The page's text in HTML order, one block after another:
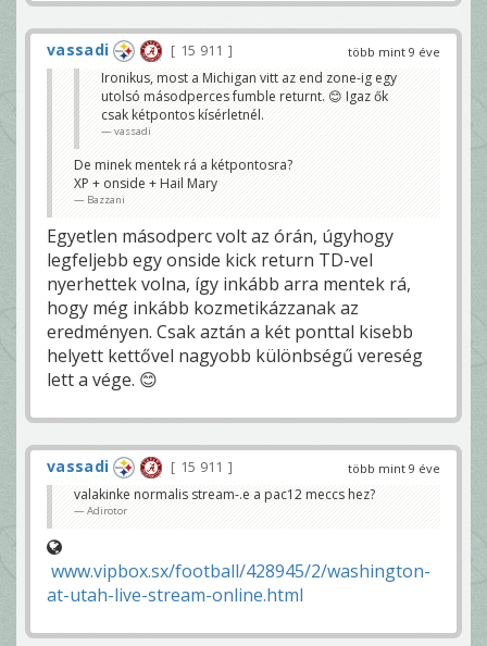
több mint 9 éve
vassadi
15 911
Ironikus, most a Michigan vitt az end zone-ig egy
utolsó másodperces fumble returnt. 😊 Igaz ők
csak kétpontos kísérletnél.
vassadi
De minek mentek rá a kétpontosra?
XP + onside + Hail Mary
Bazzani
Egyetlen másodperc volt az órán, úgyhogy
legfeljebb egy onside kick return TD-vel
nyerhettek volna, így inkább arra mentek rá,
hogy még inkább kozmetikázzanak az
eredményen. Csak aztán a két ponttal kisebb
helyett kettővel nagyobb különbségű vereség
lett a vége. 😊
több mint 9 éve
vassadi
15 911
valakinke normalis stream-.e a pac12 meccs hez?
Adirotor
www.vipbox.sx/football/428945/2/washington-
at-utah-live-stream-online.html